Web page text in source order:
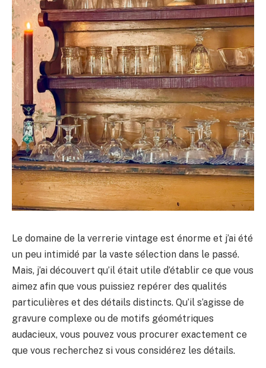
Le domaine de la verrerie vintage est énorme et j’ai été
un peu intimidé par la vaste sélection dans le passé.
Mais, j’ai découvert qu’il était utile d’établir ce que vous
aimez afin que vous puissiez repérer des qualités
particulières et des détails distincts. Qu’il s’agisse de
gravure complexe ou de motifs géométriques
audacieux, vous pouvez vous procurer exactement ce
que vous recherchez si vous considérez les détails.